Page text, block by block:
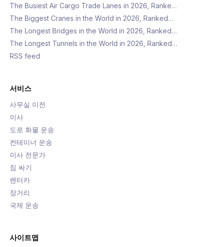
The Busiest Air Cargo Trade Lanes in 2026, Ranke…
The Biggest Cranes in the World in 2026, Ranked…
The Longest Bridges in the World in 2026, Ranked…
The Longest Tunnels in the World in 2026, Ranked…
RSS feed
서비스
사무실 이전
이사
도로 화물 운송
컨테이너 운송
이사 전문가
짐 싸기
렌터카
장거리
국제 운송
사이트맵